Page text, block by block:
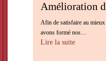
Amélioration
Afin de satisfaire au
avons formé nos…
Lire la suite